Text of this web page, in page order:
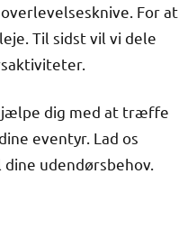
For at
Til sidst vil vi dele
dig med at træffe
eventyr. Lad os
udendørsbehov.